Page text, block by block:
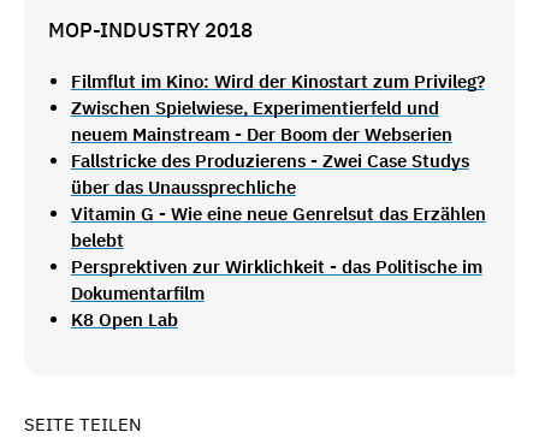
MOP-INDUSTRY 2018
Filmflut im Kino: Wird der Kinostart zum Privileg?
Zwischen Spielwiese, Experimentierfeld und
neuem Mainstream - Der Boom der Webserien
Fallstricke des Produzierens - Zwei Case Studys
über das Unaussprechliche
Vitamin G - Wie eine neue Genrelsut das Erzählen
belebt
Persprektiven zur Wirklichkeit - das Politische im
Dokumentarfilm
K8 Open Lab
SEITE TEILEN